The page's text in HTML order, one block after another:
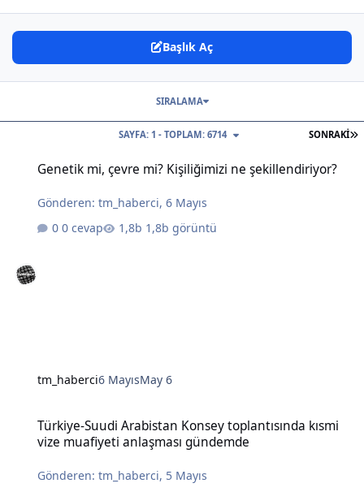
Başlık Aç
SONRAKI
SAYFA: 1 - TOPLAM: 6714
SIRALAMA
Genetik mi, çevre mi? Kişiliğimizi ne şekillendiriyor?
Gönderen:tm_haberci,6 Mayıs
0 cevap
1,8b görüntü
tm_haberci6 MayısMay 6
Türkiye-Suudi Arabistan Konsey toplantısında kısmi
vize muafiyeti anlaşması gündemde
Gönderen:tm_haberci, 5 Mayıs